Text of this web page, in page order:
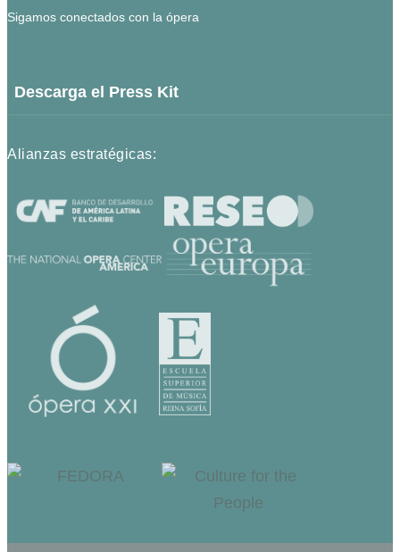
Sigamos conectados con la ópera
Descarga el Press Kit
Alianzas estratégicas: